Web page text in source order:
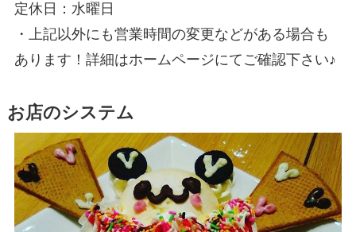
定休日：水曜日
・上記以外にも営業時間の変更などがある場合も
あります！詳細はホームページにてご確認下さい♪
お店のシステム